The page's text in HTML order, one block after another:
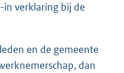
verklaring bij de
en de gemeente
dan